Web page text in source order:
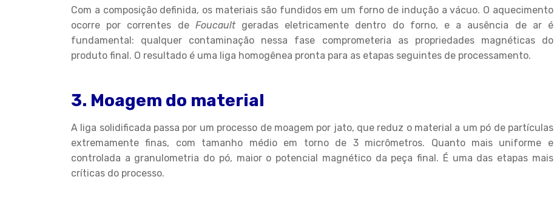
Com a composição definida, os materiais são fundidos em um forno de indução a vácuo. O aquecimento
ocorre por correntes de Foucaultgeradas eletricamente dentro do forno, e a ausência de ar é
fundamental: qualquer contaminação nessa fase comprometeria as propriedades magnéticas do
produto final. O resultado é uma liga homogênea pronta para as etapas seguintes de processamento.
3. Moagem do material
A liga solidificada passa por um processo de moagem por jato, que reduz o material a um pó de partículas
extremamente finas, com tamanho médio em torno de 3 micrômetros. Quanto mais uniforme e
controlada a granulometria do pó, maior o potencial magnético da peça final. É uma das etapas mais
críticas do processo.